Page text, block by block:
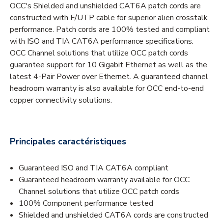
OCC's Shielded and unshielded CAT6A patch cords are
constructed with F/UTP cable for superior alien crosstalk
performance. Patch cords are 100% tested and compliant
with ISO and TIA CAT6A performance specifications.
OCC Channel solutions that utilize OCC patch cords
guarantee support for 10 Gigabit Ethernet as well as the
latest 4-Pair Power over Ethernet. A guaranteed channel
headroom warranty is also available for OCC end-to-end
copper connectivity solutions.
Principales caractéristiques
Guaranteed ISO and TIA CAT6A compliant
Guaranteed headroom warranty available for OCC
Channel solutions that utilize OCC patch cords
100% Component performance tested
Shielded and unshielded CAT6A cords are constructed